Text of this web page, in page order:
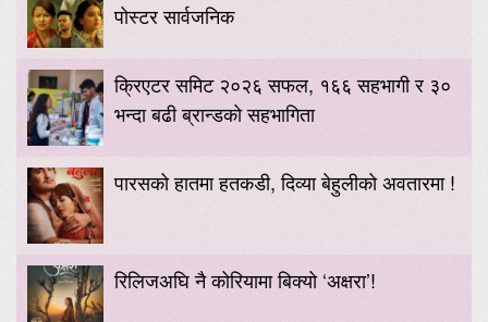
पोस्टर सार्वजनिक
क्रिएटर समिट २०२६ सफल, १६६ सहभागी र ३०
भन्दा बढी ब्रान्डको सहभागिता
पारसको हातमा हतकडी, दिव्या बेहुलीको अवतारमा !
रिलिजअघि नै कोरियामा बिक्यो ‘अक्षरा’!